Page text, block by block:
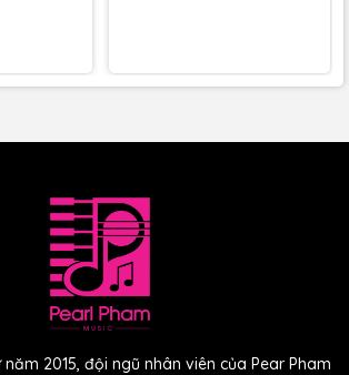
2015, đội ngũ nhân viên của Pear Pham